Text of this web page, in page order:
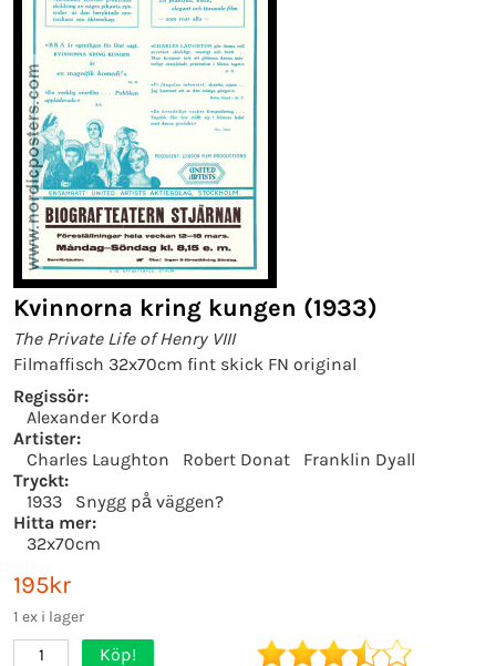
Kvinnorna kring kungen (1933)
The Private Life of Henry VIII
Filmaffisch 32x70cm fint skick FN original
Regissör:
Alexander Korda
Artister:
Charles Laughton
Robert Donat
Franklin Dyall
Tryckt:
1933
Snygg på väggen?
Hitta mer:
32x70cm
195kr
1 ex i lager
1 Köp!